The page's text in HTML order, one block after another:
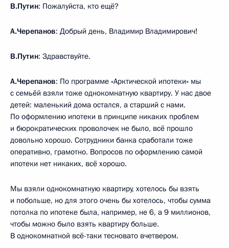
В.Путин: Пожалуйста, кто ещё?
А.Черепанов: Добрый день, Владимир Владимирович!
В.Путин: Здравствуйте.
А.Черепанов: По программе «Арктической ипотеки» мы
с семьёй взяли тоже однокомнатную квартиру. У нас двое
детей: маленький дома остался, а старший с нами.
По оформлению ипотеки в принципе никаких проблем
и бюрократических проволочек не было, всё прошло
довольно хорошо. Сотрудники банка сработали тоже
оперативно, грамотно. Вопросов по оформлению самой
ипотеки нет никаких, всё хорошо.
Мы взяли однокомнатную квартиру, хотелось бы взять
и побольше, но для этого очень бы хотелось, чтобы сумма
потолка по ипотеке была, например, не 6, а 9 миллионов,
чтобы можно было взять квартиру больше.
В однокомнатной всё-таки тесновато вчетвером.